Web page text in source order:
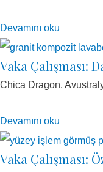
Devamını oku
Vaka Çalışması:
Chica Dragon,
Devamını oku
Vaka Çalışması: